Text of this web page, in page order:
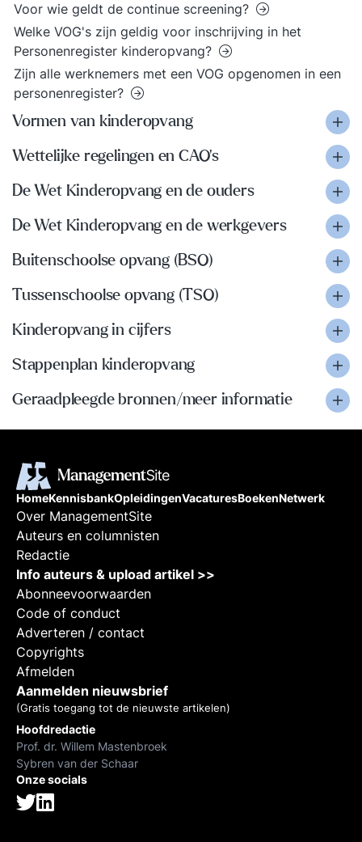
Voor wie geldt de continue screening?
Welke VOG's zijn geldig voor inschrijving in het
Personenregister kinderopvang?
Zijn alle werknemers met een VOG opgenomen in een
personenregister?
Vormen van kinderopvang
Wettelijke regelingen en CAO’s
De Wet Kinderopvang en de ouders
De Wet Kinderopvang en de werkgevers
Buitenschoolse opvang (BSO)
Tussenschoolse opvang (TSO)
Kinderopvang in cijfers
Stappenplan kinderopvang
Geraadpleegde bronnen/meer informatie
HomeKennisbankOpleidingenVacaturesBoekenNetwerk
Over ManagementSite
Auteurs en columnisten
Redactie
Info auteurs & upload artikel >>
Abonneevoorwaarden
Code of conduct
Adverteren / contact
Copyrights
Afmelden
Aanmelden nieuwsbrief
(Gratis toegang tot de nieuwste artikelen)
Hoofdredactie
Prof. dr. Willem Mastenbroek
Sybren van der Schaar
Onze socials